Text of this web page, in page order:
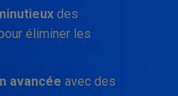
des
éliminer les
avancée avec des